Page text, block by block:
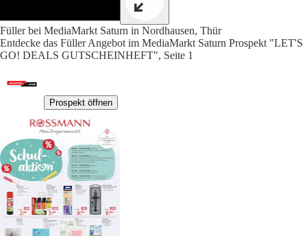
Füller bei MediaMarkt Saturn in Nordhausen, Thür
Entdecke das Füller Angebot im MediaMarkt Saturn Prospekt "LET'S
GO! DEALS GUTSCHEINHEFT", Seite 1
Prospekt öffnen